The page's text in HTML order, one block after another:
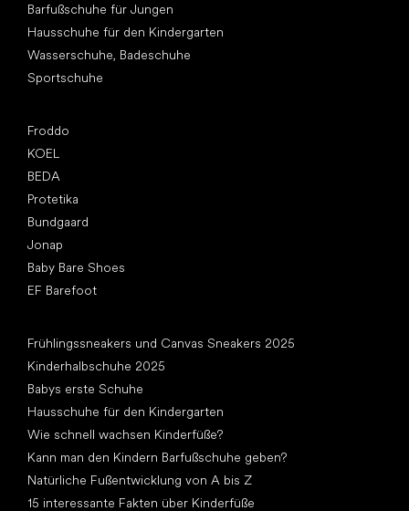
Barfußschuhe für Jungen
Hausschuhe für den Kindergarten
Wasserschuhe, Badeschuhe
Sportschuhe
Froddo
KOEL
BEDA
Protetika
Bundgaard
Jonap
Baby Bare Shoes
EF Barefoot
Frühlingssneakers und Canvas Sneakers 2025
Kinderhalbschuhe 2025
Babys erste Schuhe
Hausschuhe für den Kindergarten
Wie schnell wachsen Kinderfüße?
Kann man den Kindern Barfußschuhe geben?
Natürliche Fußentwicklung von A bis Z
15 interessante Fakten über Kinderfüße